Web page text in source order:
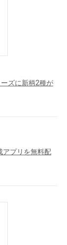
ズに新柄2種が
アプリを無料配